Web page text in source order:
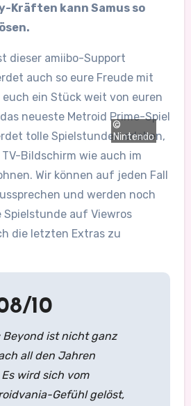
©
Nintendo
Kräften kann Samus so
dieser amiibo-Support
auch so eure Freude mit
euch ein Stück weit von euren
neueste Metroid Prime-Spiel
tolle Spielstunden erleben,
Bildschirm wie auch im
Wir können auf jeden Fall
und werden noch
Spielstunde auf Viewros
die letzten Extras zu
10
Beyond ist nicht ganz
all den Jahren
wird sich vom
Gefühl gelöst,